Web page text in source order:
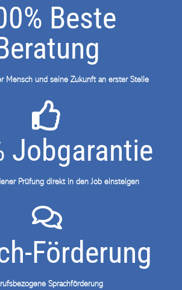
Beste
Mensch und seine Zukunft an erster Stelle
Jobgarantie
Prüfung direkt in den Job einsteigen
Förderung
Sprachförderung